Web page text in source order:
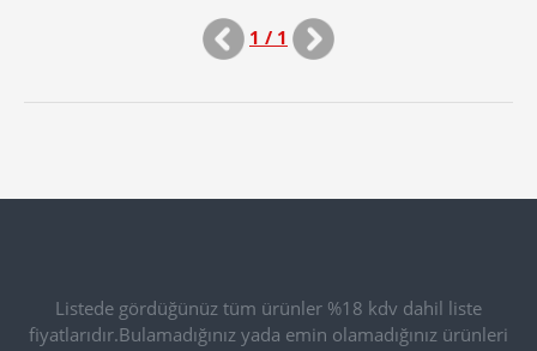
1 / 1
Listede gördüğünüz tüm ürünler %18 kdv dahil liste
fiyatlarıdır.Bulamadığınız yada emin olamadığınız ürünleri